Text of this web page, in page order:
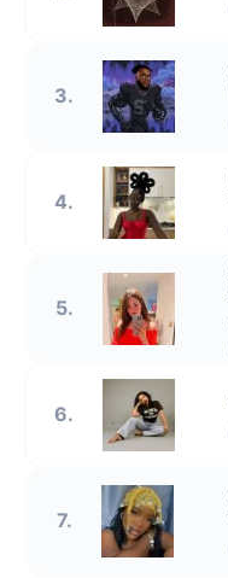
3.
4.
5.
6.
7.